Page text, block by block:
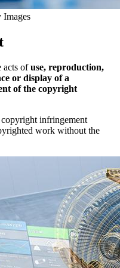
acts ofuse, reproduction,
or display of a
of the copyright
infringement
work without the